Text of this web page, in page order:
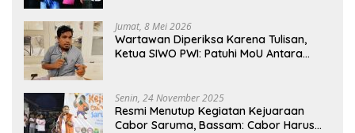
Jumat, 8 Mei 2026
Wartawan Diperiksa Karena Tulisan,
Ketua SIWO PWI: Patuhi MoU Antara
Senin, 24 November 2025
Resmi Menutup Kegiatan Kejuaraan
Cabor Saruma, Bassam: Cabor Harus